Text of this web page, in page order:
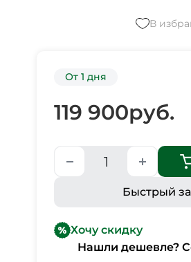
В
От 1 дня
119 900руб.
Быстрый
Хочу скидку
Нашли дешевле?